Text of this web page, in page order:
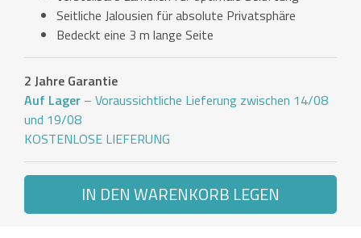
Seitliche Jalousien für absolute Privatsphäre
Bedeckt eine 3 m lange Seite
2 Jahre Garantie
Auf Lager – Voraussichtliche Lieferung zwischen 14/08
und 19/08
KOSTENLOSE LIEFERUNG
IN DEN WARENKORB LEGEN